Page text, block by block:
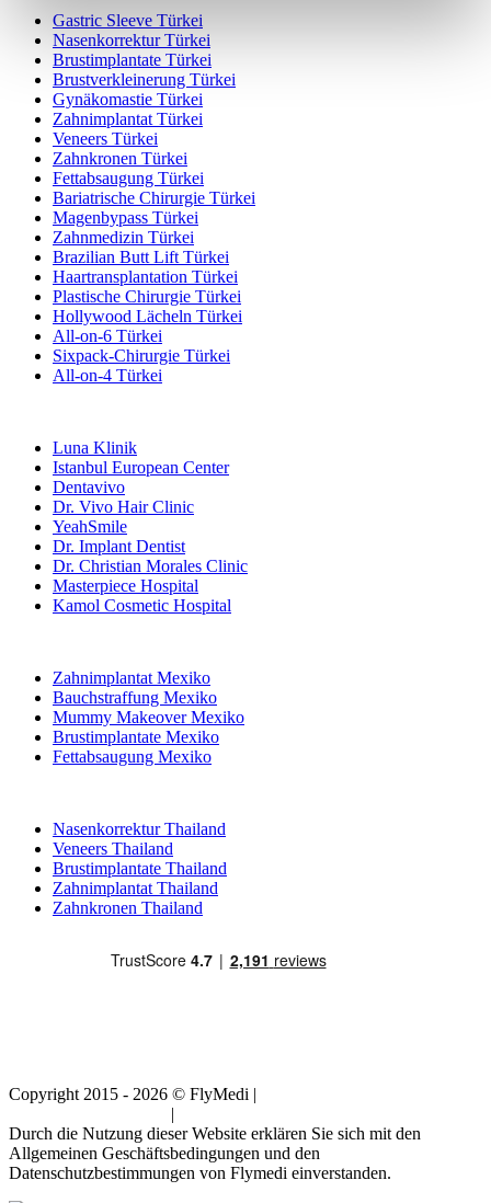
Gastric Sleeve Türkei
Nasenkorrektur Türkei
Brustimplantate Türkei
Brustverkleinerung Türkei
Gynäkomastie Türkei
Zahnimplantat Türkei
Veneers Türkei
Zahnkronen Türkei
Fettabsaugung Türkei
Bariatrische Chirurgie Türkei
Magenbypass Türkei
Zahnmedizin Türkei
Brazilian Butt Lift Türkei
Haartransplantation Türkei
Plastische Chirurgie Türkei
Hollywood Lächeln Türkei
All-on-6 Türkei
Sixpack-Chirurgie Türkei
All-on-4 Türkei
Luna Klinik
Istanbul European Center
Dentavivo
Dr. Vivo Hair Clinic
YeahSmile
Dr. Implant Dentist
Dr. Christian Morales Clinic
Masterpiece Hospital
Kamol Cosmetic Hospital
Zahnimplantat Mexiko
Bauchstraffung Mexiko
Mummy Makeover Mexiko
Brustimplantate Mexiko
Fettabsaugung Mexiko
Nasenkorrektur Thailand
Veneers Thailand
Brustimplantate Thailand
Zahnimplantat Thailand
Zahnkronen Thailand
Copyright 2015 - 2026 © FlyMedi |
|
Durch die Nutzung dieser Website erklären Sie sich mit den
Allgemeinen Geschäftsbedingungen und den
Datenschutzbestimmungen von Flymedi einverstanden.